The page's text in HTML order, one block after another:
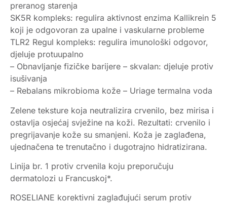
preranog starenja
SK5R kompleks: regulira aktivnost enzima Kallikrein 5
koji je odgovoran za upalne i vaskularne probleme
TLR2 Regul kompleks: regulira imunološki odgovor,
djeluje protuupalno
– Obnavljanje fizičke barijere – skvalan: djeluje protiv
isušivanja
– Rebalans mikrobioma kože – Uriage termalna voda
Zelene teksture koja neutralizira crvenilo, bez mirisa i
ostavlja osjećaj svježine na koži. Rezultati: crvenilo i
pregrijavanje kože su smanjeni. Koža je zaglađena,
ujednačena te trenutačno i dugotrajno hidratizirana.
Linija br. 1 protiv crvenila koju preporučuju
dermatolozi u Francuskoj*.
ROSELIANE korektivni zaglađujući serum protiv